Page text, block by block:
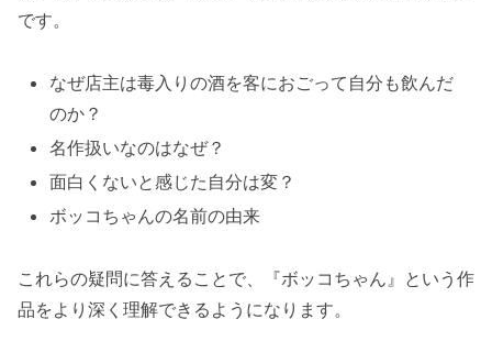
です。
なぜ店主は毒入りの酒を客におごって自分も飲んだ
のか？
名作扱いなのはなぜ？
面白くないと感じた自分は変？
ボッコちゃんの名前の由来
これらの疑問に答えることで、『ボッコちゃん』という作
品をより深く理解できるようになります。